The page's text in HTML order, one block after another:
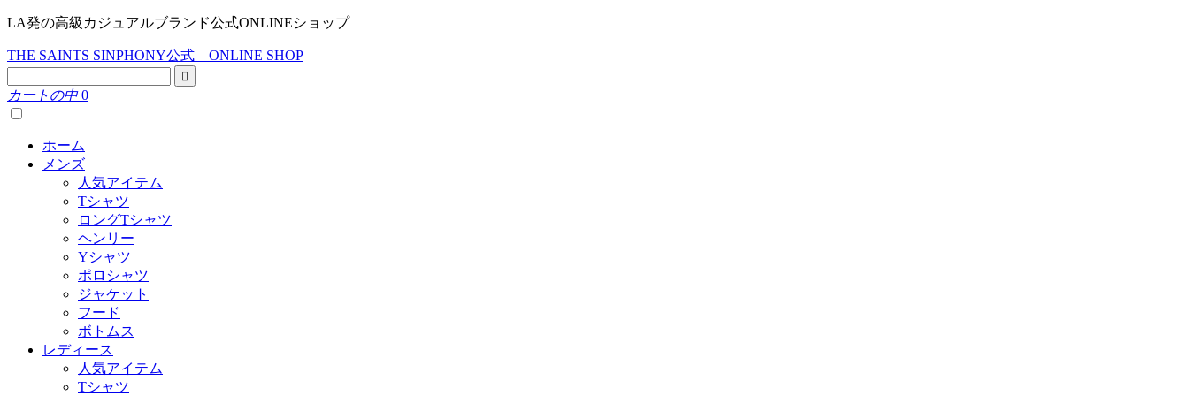
LA発の高級カジュアルブランド公式ONLINEショップ
THE SAINTS SINPHONY公式 ONLINE SHOP
カートの中 0
ホーム
メンズ
人気アイテム
Tシャツ
ロングTシャツ
ヘンリー
Yシャツ
ポロシャツ
ジャケット
フード
ボトムス
レディース
人気アイテム
Tシャツ